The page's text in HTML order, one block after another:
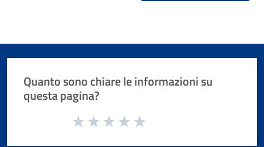
Quanto sono chiare le informazioni su
questa pagina?
Valuta da 1 a 5 stelle la pagina